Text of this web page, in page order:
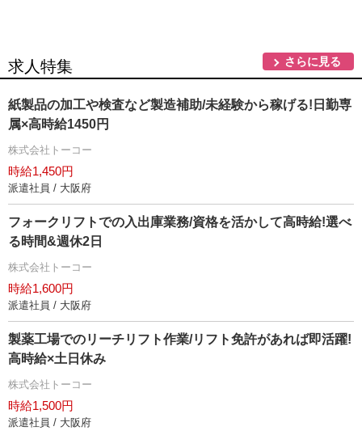
求人特集 さらに見る
紙製品の加工や検査など製造補助/未経験から稼げる!日勤専
属×高時給1450円
株式会社トーコー
時給1,450円
派遣社員 / 大阪府
フォークリフトでの入出庫業務/資格を活かして高時給!選べ
る時間&週休2日
株式会社トーコー
時給1,600円
派遣社員 / 大阪府
製薬工場でのリーチリフト作業/リフト免許があれば即活躍!
高時給×土日休み
株式会社トーコー
時給1,500円
派遣社員 / 大阪府